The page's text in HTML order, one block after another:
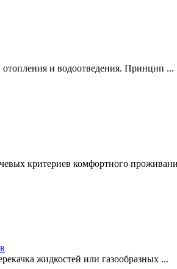
и водоотведения. Принцип ...
критериев комфортного
жидкостей или газообразных ...